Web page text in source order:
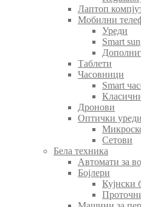
Лаптоп
Мобилни
Уреди
Smart
Таблети
Часовници
Smart
Дронови
Оптички уреди
Сетови
Бела техника
Автомати за
Бојлери
Кујнски